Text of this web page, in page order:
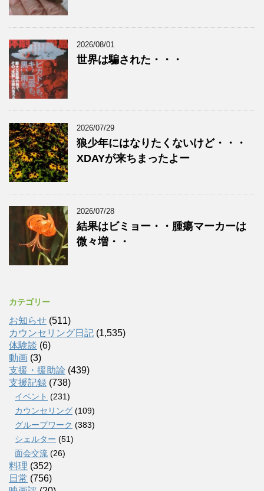
2026/08/01
世界は騙された・・・
2026/07/29
狼少年にはなりたくないけど・・・
XDAYが来ちまったよー
2026/07/28
結果はビミョー・・腫瘍マーカーは
微々増・・
カテゴリー
お知らせ (511)
カウンセリング日記 (1,535)
体験談 (6)
動画 (3)
支援・援助論 (439)
支援記録 (738)
イベント (231)
カウンセリング (109)
グループワーク (383)
シェルター (51)
面会交流 (26)
料理 (352)
日常 (756)